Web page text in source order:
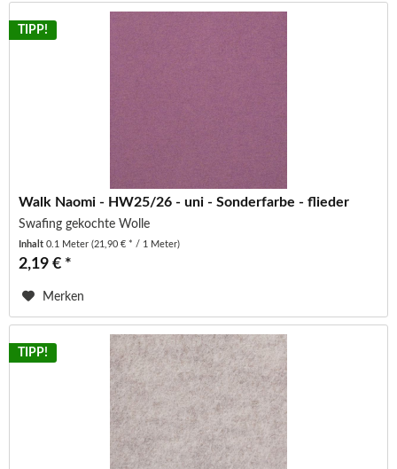
TIPP!
Walk Naomi - HW25/26 - uni - Sonderfarbe - flieder
Swafing gekochte Wolle
Inhalt0.1 Meter(21,90 € * / 1 Meter)
2,19 € *
Merken
TIPP!